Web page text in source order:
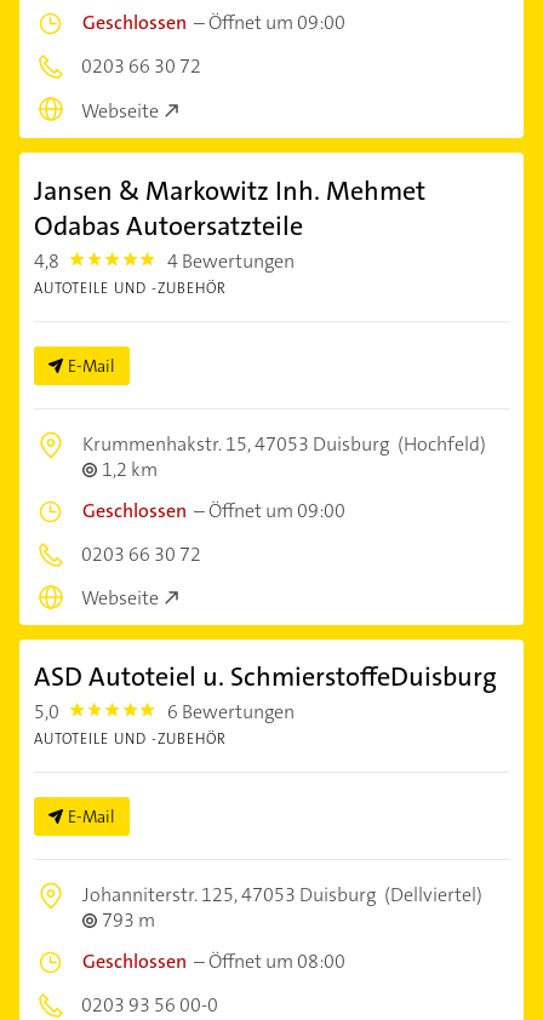
Geschlossen –Öffnet um 09:00
0203 66 30 72
Webseite
Jansen & Markowitz Inh. Mehmet
Odabas Autoersatzteile
4,8 4.8 4 Bewertungen
AUTOTEILE UND -ZUBEHÖR
E-Mail
Krummenhakstr. 15,47053 Duisburg (Hochfeld)
1,2 km
Geschlossen –Öffnet um 09:00
0203 66 30 72
Webseite
ASD Autoteiel u. SchmierstoffeDuisburg
5,0 5.0 6 Bewertungen
AUTOTEILE UND -ZUBEHÖR
E-Mail
Johanniterstr. 125,47053 Duisburg (Dellviertel)
793 m
Geschlossen –Öffnet um 08:00
0203 93 56 00-0